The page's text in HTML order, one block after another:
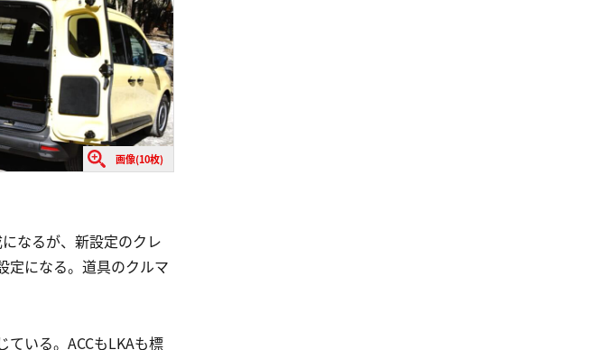
画像(10枚)
なるが、新設定のクレ
定になる。道具のクルマ
いる。ACCもLKAも標